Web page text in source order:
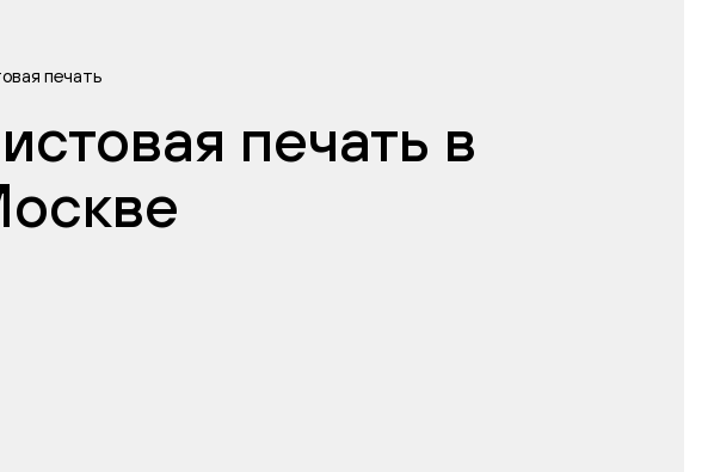
печать
печать в